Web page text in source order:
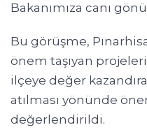
Bakanımıza canı
Bu görüşme,
önem taşıyan
ilçeye değer
atılması yönünde
değerlendirildi.